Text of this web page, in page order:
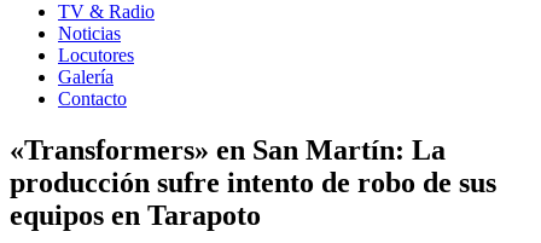
TV & Radio
Noticias
Locutores
Galería
Contacto
«Transformers» en San Martín: La
producción sufre intento de robo de sus
equipos en Tarapoto